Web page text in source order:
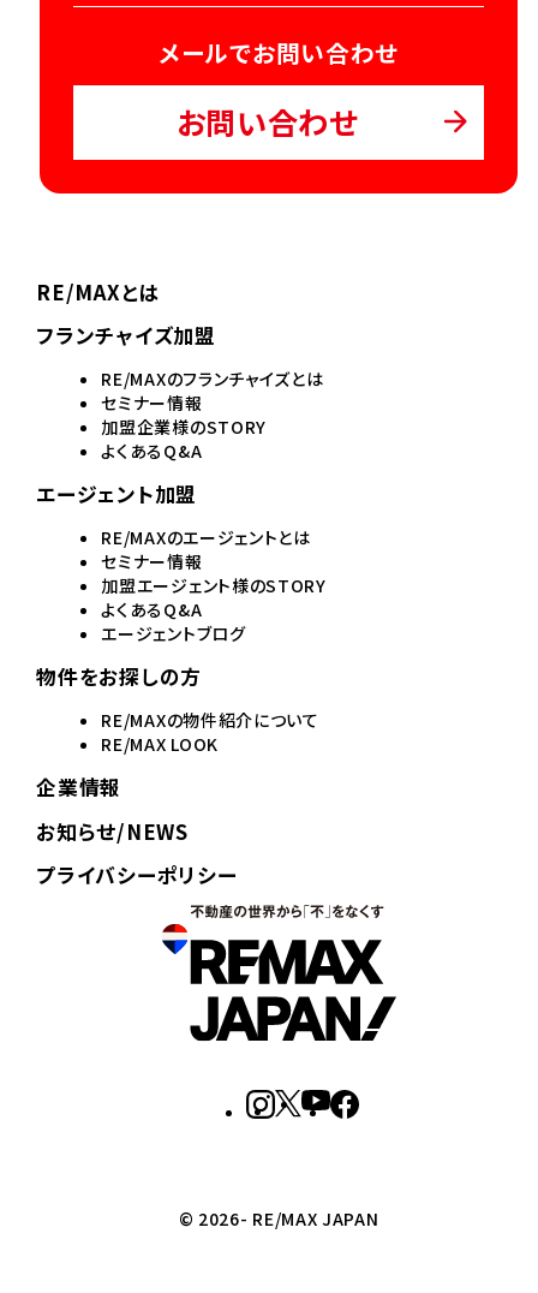
メールでお問い合わせ
お問い合わせ
RE/MAXとは
フランチャイズ加盟
RE/MAXのフランチャイズとは
セミナー情報
加盟企業様のSTORY
よくあるQ&A
エージェント加盟
RE/MAXのエージェントとは
セミナー情報
加盟エージェント様のSTORY
よくあるQ&A
エージェントブログ
物件をお探しの方
RE/MAXの物件紹介について
RE/MAX LOOK
企業情報
お知らせ/NEWS
プライバシーポリシー
© 2026- RE/MAX JAPAN